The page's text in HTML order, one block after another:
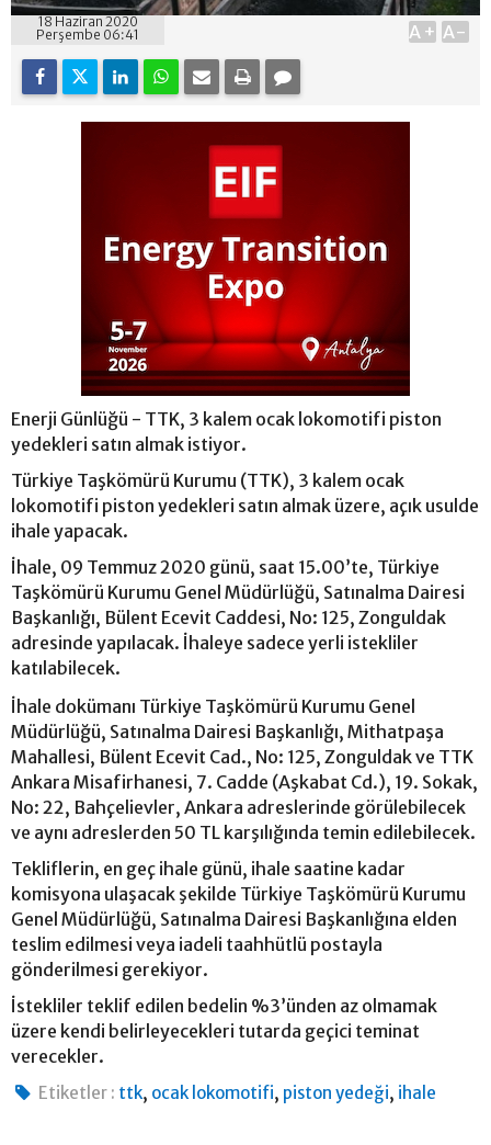
18 Haziran 2020
Perşembe 06:41
A+ A-
Enerji Günlüğü - TTK, 3 kalem ocak lokomotifi piston
yedekleri satın almak istiyor.
Türkiye Taşkömürü Kurumu (TTK), 3 kalem ocak
lokomotifi piston yedekleri satın almak üzere, açık usulde
ihale yapacak.
İhale, 09 Temmuz 2020 günü, saat 15.00’te, Türkiye
Taşkömürü Kurumu Genel Müdürlüğü, Satınalma Dairesi
Başkanlığı, Bülent Ecevit Caddesi, No: 125, Zonguldak
adresinde yapılacak. İhaleye sadece yerli istekliler
katılabilecek.
İhale dokümanı Türkiye Taşkömürü Kurumu Genel
Müdürlüğü, Satınalma Dairesi Başkanlığı, Mithatpaşa
Mahallesi, Bülent Ecevit Cad., No: 125, Zonguldak ve TTK
Ankara Misafirhanesi, 7. Cadde (Aşkabat Cd.), 19. Sokak,
No: 22, Bahçelievler, Ankara adreslerinde görülebilecek
ve aynı adreslerden 50 TL karşılığında temin edilebilecek.
Tekliflerin, en geç ihale günü, ihale saatine kadar
komisyona ulaşacak şekilde Türkiye Taşkömürü Kurumu
Genel Müdürlüğü, Satınalma Dairesi Başkanlığına elden
teslim edilmesi veya iadeli taahhütlü postayla
gönderilmesi gerekiyor.
İstekliler teklif edilen bedelin %3’ünden az olmamak
üzere kendi belirleyecekleri tutarda geçici teminat
verecekler.
Etiketler : ttk, ocak lokomotifi, piston yedeği, ihale